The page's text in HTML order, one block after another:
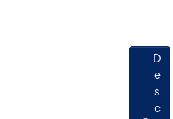
D
e
s
c